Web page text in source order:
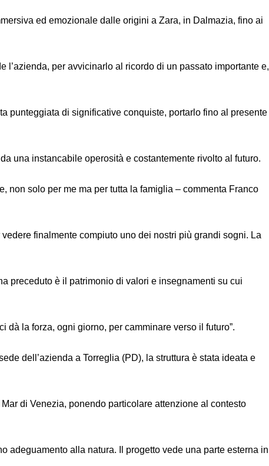
ed emozionale dalle origini a Zara, in Dalmazia, fino ai
l’azienda, per avvicinarlo al ricordo di un passato importante e,
punteggiata di significative conquiste, portarlo fino al presente
una instancabile operosità e costantemente rivolto al futuro.
non solo per me ma per tutta la famiglia – commenta Franco
finalmente compiuto uno dei nostri più grandi sogni. La
preceduto è il patrimonio di valori e insegnamenti su cui
dà la forza, ogni giorno, per camminare verso il futuro”.
dell’azienda a Torreglia (PD), la struttura è stata ideata e
di Venezia, ponendo particolare attenzione al contesto
adeguamento alla natura. Il progetto vede una parte esterna in